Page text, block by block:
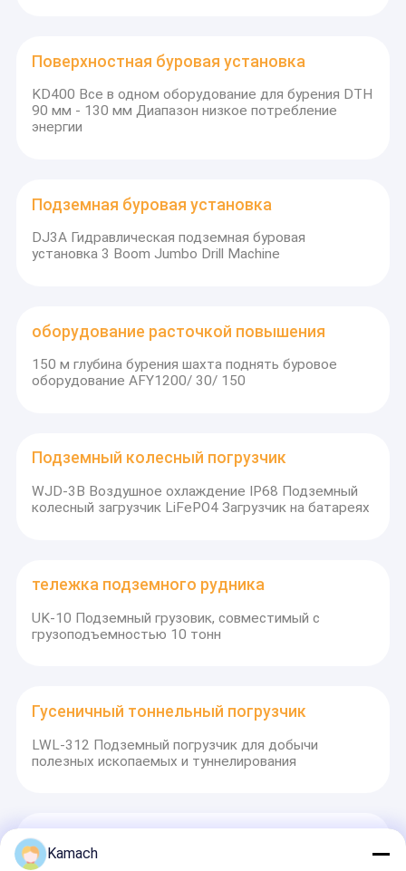
Поверхностная буровая установка
KD400 Все в одном оборудование для бурения DTH
90 мм - 130 мм Диапазон низкое потребление
энергии
Подземная буровая установка
DJ3A Гидравлическая подземная буровая
установка 3 Boom Jumbo Drill Machine
оборудование расточкой повышения
150 м глубина бурения шахта поднять буровое
оборудование AFY1200/ 30/ 150
Подземный колесный погрузчик
WJD-3B Воздушное охлаждение IP68 Подземный
колесный загрузчик LiFePO4 Загрузчик на батареях
тележка подземного рудника
UK-10 Подземный грузовик, совместимый с
грузоподъемностью 10 тонн
Гусеничный тоннельный погрузчик
LWL-312 Подземный погрузчик для добычи
полезных ископаемых и туннелирования
Вспомогательное транспортное средство
туннеля
Kamach